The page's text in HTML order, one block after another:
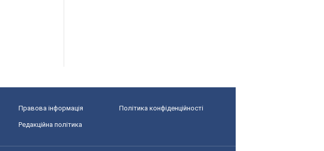
Правова інформація Політика конфіденційності
Редакційна політика